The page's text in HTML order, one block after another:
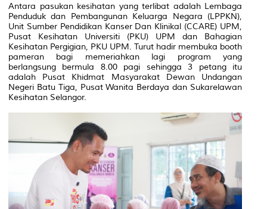
Antara pasukan kesihatan yang terlibat adalah Lembaga
Penduduk dan Pembangunan Keluarga Negara (LPPKN),
Unit Sumber Pendidikan Kanser Dan Klinikal (CCARE) UPM,
Pusat Kesihatan Universiti (PKU) UPM dan Bahagian
Kesihatan Pergigian, PKU UPM. Turut hadir membuka booth
pameran bagi memeriahkan lagi program yang
berlangsung bermula 8.00 pagi sehingga 3 petang itu
adalah Pusat Khidmat Masyarakat Dewan Undangan
Negeri Batu Tiga, Pusat Wanita Berdaya dan Sukarelawan
Kesihatan Selangor.